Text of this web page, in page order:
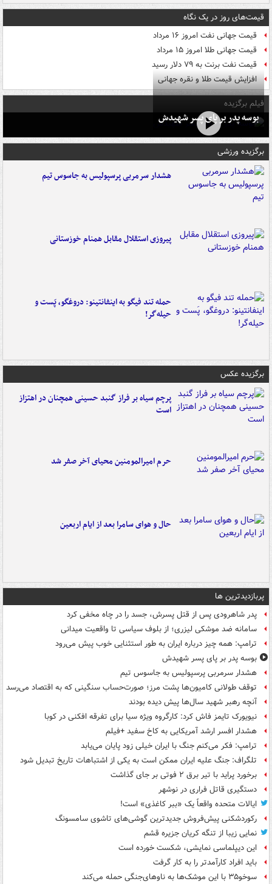
قیمت‌های روز در یک نگاه
قیمت جهانی نفت امروز ۱۶ مرداد
قیمت جهانی طلا امروز ۱۵ مرداد
قیمت نفت برنت به ۷۹ دلار رسید
افزایش قیمت طلا و نقره جهانی
فیلم برگزیده
بوسه‌ پدر بر پای پسر شهیدش
برگزیده ورزشی
هشدار سرمربی پرسپولیس به جاسوس تیم
پیروزی استقلال مقابل همنام خوزستانی
حمله تند فیگو به اینفانتینو: دروغگو، پَست‌ و
حیله‌گر!
برگزیده عکس
پرچم سیاه بر فراز گنبد حسینی همچنان در اهتزاز
است
حرم امیرالمومنین محیای آخر صفر شد
حال و هوای سامرا بعد از ایام اربعین
پربازدیدترین ها
پدر شاهرودی پس از قتل پسرش، جسد را در چاه مخفی کرد
سامانه ضد موشکی لیزری؛ از بلوف سیاسی تا واقعیت میدانی
ترامپ: همه چیز درباره ایران به طور استثنایی خوب پیش می‌رود
بوسه‌ پدر بر پای پسر شهیدش
هشدار سرمربی پرسپولیس به جاسوس تیم
توقف طولانی کامیون‌ها پشت مرز؛ صورت‌حساب سنگینی که به اقتصاد می‌رسد
آنچه رهبر شهید سال‌ها پیش دیده بودند
نیویورک تایمز فاش کرد: کارگروه ویژه سیا برای تفرقه افکنی در کوبا
هشدار افسر ارشد آمریکایی به کاخ سفید +فیلم
ترامپ: فکر می‌کنم جنگ با ایران خیلی زود پایان می‌یابد
تلگراف: جنگ علیه ایران ممکن است به یکی از اشتباهات تاریخ تبدیل شود
برخورد پراید با تیر برق ۲ فوتی بر جای گذاشت
دستگیری قاتل فراری در نوشهر
ایالات متحده واقعاً یک «ببر کاغذی» است!
رکوردشکنی پیش‌فروش جدیدترین گوشی‌های تاشوی سامسونگ
نمایی زیبا از تنگه کریان جزیره قشم
این دیپلماسی نمایشی، شکست خورده است
باید افراد کارآمدتر را به کار گرفت
سوخو۳۵ با این موشک‌ها به ناوهای‌جنگی حمله می‌کند